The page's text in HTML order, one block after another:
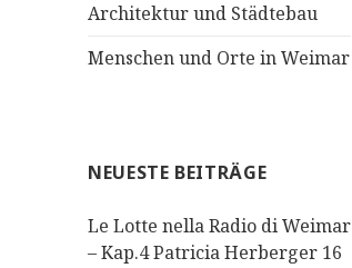
Architektur und Städtebau
Menschen und Orte in Weimar
NEUESTE BEITRÄGE
Le Lotte nella Radio di Weimar
– Kap.4 Patricia Herberger 16